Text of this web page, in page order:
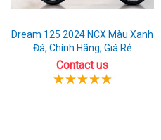
Dream 125 2024 NCX Màu Xanh
Đá, Chính Hãng, Giá Rẻ
Contact us